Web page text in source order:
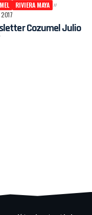
RIVIERA MAYA
Cozumel Julio